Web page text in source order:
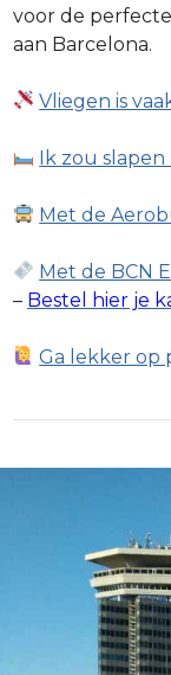
voor de
aan Barcelona.
Vliegen is
Ik zou slapen
Met de
Met de BCN
– Bestel hier je
Ga lekker op